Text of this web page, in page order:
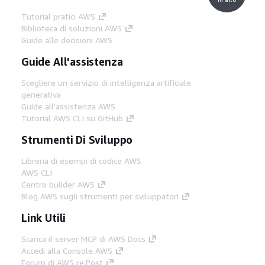
Tutorial pratici AWS
Biblioteca di soluzioni AWS
Guide alle decisioni AWS
Guide All'assistenza
Scegliere un servizio di intelligenza artificiale
generativa
Guide all'assistenza AWS
Tutorial AWS CLI su GitHub
Strumenti Di Sviluppo
Libreria di esempi di codice AWS
AWS CLI
Centro builder AWS
Blog AWS sugli strumenti per sviluppatori
Link Utili
Scarica il server MCP di AWS Docs
Accedi alla Console AWS
Forum di AWS re:Post